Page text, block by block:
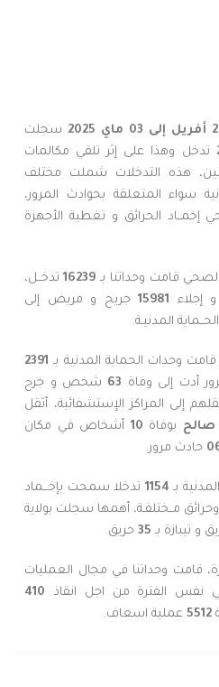
ماي 2025
سجلت
تدخل وهذا على إثر تلقي مكالمات
هذه التدخلات شملت مختلف
سواء المتعلقة بحوادث المرور،
إخمــاد الحرائق و تغطية الأجهزة
قامت وحداتنا بـ 16239تدخــل،
إجلاء 15981جريح و مريض إلى
المدنيـة.
وحدات الحماية المدنية بـ 2391
أدت إلى وفاة
شخص و جرح
إلى المراكز الإستشفائية، أثقل
صالح بوفاة 10 أشخاص في مكان
حادث مرور.
بـ 1154 تدخلا سمحت بإخـــماد
مــختلفـة، أهمها سجلت بولاية
و تيبازة بـ 35 حريق.
قامت وحداتنا في مجال العمليات
نفس الفترة من اجل انقاذ 410
5512 عملية اسعاف.